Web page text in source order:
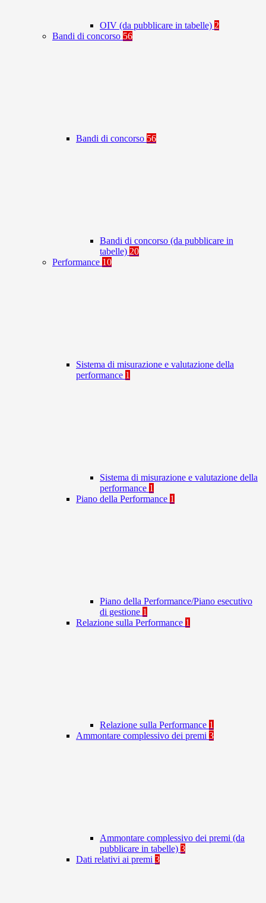
OIV (da pubblicare in tabelle) 2
Bandi di concorso 56
Bandi di concorso 56
Bandi di concorso (da pubblicare in
tabelle) 20
Performance 10
Sistema di misurazione e valutazione della
performance 1
Sistema di misurazione e valutazione della
performance 1
Piano della Performance 1
Piano della Performance/Piano esecutivo
di gestione 1
Relazione sulla Performance 1
Relazione sulla Performance 1
Ammontare complessivo dei premi 3
Ammontare complessivo dei premi (da
pubblicare in tabelle) 3
Dati relativi ai premi 3